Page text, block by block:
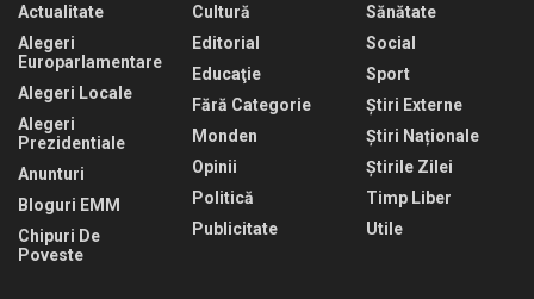
Actualitate
Alegeri
Europarlamentare
Alegeri Locale
Alegeri
Prezidentiale
Anunturi
Bloguri EMM
Chipuri De
Poveste
Cultură
Editorial
Educaţie
Fără Categorie
Monden
Opinii
Politică
Publicitate
Sănătate
Social
Sport
Știri Externe
Știri Naționale
Știrile Zilei
Timp Liber
Utile